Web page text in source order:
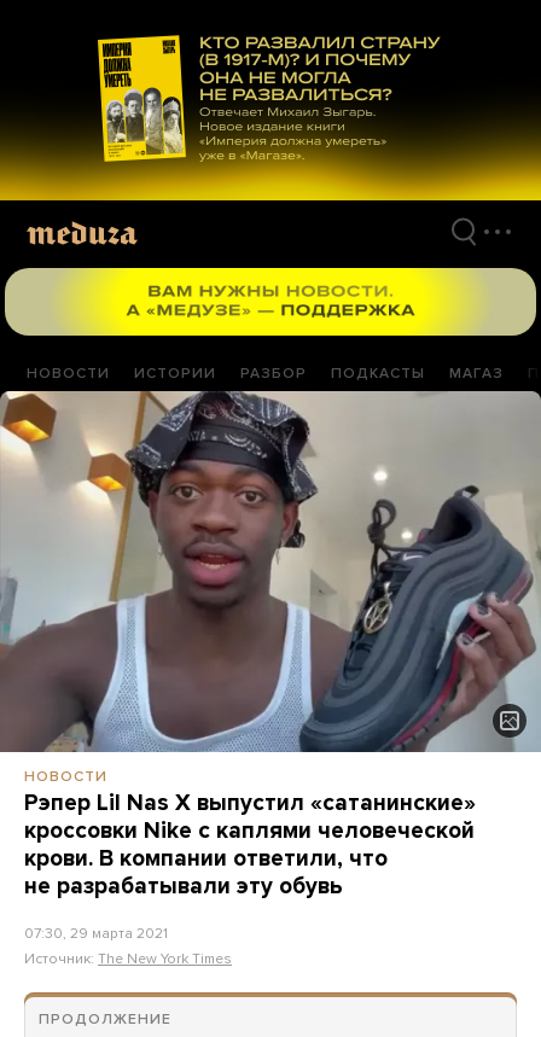
материалам
НОВОСТИ ИСТОРИИ РАЗБОР ПОДКАСТЫ МАГАЗ
НОВОСТИ
Рэпер Lil Nas X выпустил «сатанинские»
кроссовки Nike с каплями человеческой
крови. В компании ответили, что
не разрабатывали эту обувь
07:30, 29 марта 2021
Источник: The New York Times
ПРОДОЛЖЕНИЕ